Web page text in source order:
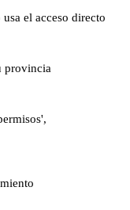
el acceso directo
provincia